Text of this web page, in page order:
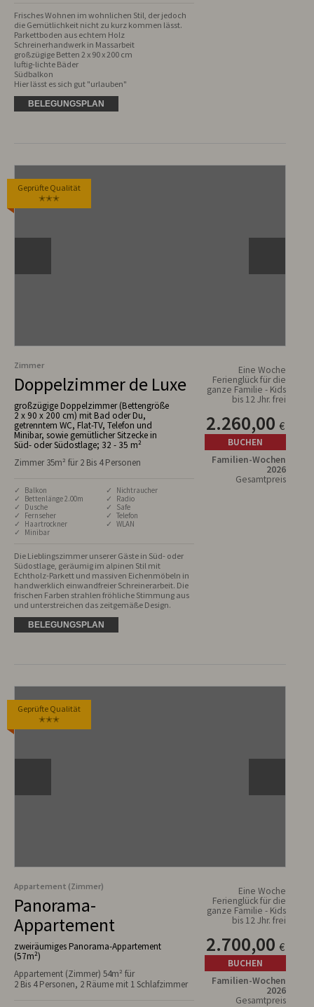
Frisches Wohnen im wohnlichen Stil, der jedoch
die Gemütlichkeit nicht zu kurz kommen lässt.
Parkettboden aus echtem Holz
Schreinerhandwerk in Massarbeit
großzügige Betten 2 x 90 x 200 cm
luftig-lichte Bäder
Südbalkon
Hier lässt es sich gut "urlauben"
BELEGUNGSPLAN
Geprüfte Qualität
✭✭✭
Zimmer
Doppelzimmer de Luxe
großzügige Doppelzimmer (Bettengröße
2 x 90 x 200 cm) mit Bad oder Du,
getrenntem WC, Flat-TV, Telefon und
Minibar, sowie gemütlicher Sitzecke in
Süd- oder Südostlage; 32 - 35 m²
Zimmer 35m² für 2 Bis 4 Personen
✓ Balkon
✓ Bettenlänge 2.00m
✓ Dusche
✓ Fernseher
✓ Haartrockner
✓ Minibar
✓ Nichtraucher
✓ Radio
✓ Safe
✓ Telefon
✓ WLAN
Die Lieblingszimmer unserer Gäste in Süd- oder
Südostlage, geräumig im alpinen Stil mit
Echtholz-Parkett und massiven Eichenmöbeln in
handwerklich einwandfreier Schreinerarbeit. Die
frischen Farben strahlen fröhliche Stimmung aus
und unterstreichen das zeitgemäße Design.
Eine Woche
Ferienglück für die
ganze Familie - Kids
bis 12 Jhr. frei
2.260,00 €
BUCHEN
Familien-Wochen
2026
Gesamtpreis
BELEGUNGSPLAN
Geprüfte Qualität
✭✭✭
Appartement (Zimmer)
Panorama-
Appartement
zweiräumiges Panorama-Appartement
(57m²)
Appartement (Zimmer) 54m² für
2 Bis 4 Personen, 2 Räume mit 1 Schlafzimmer
Eine Woche
Ferienglück für die
ganze Familie - Kids
bis 12 Jhr. frei
2.700,00 €
BUCHEN
Familien-Wochen
2026
Gesamtpreis